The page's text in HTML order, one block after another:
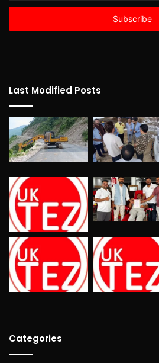
Email
Last Modified Posts
Categories